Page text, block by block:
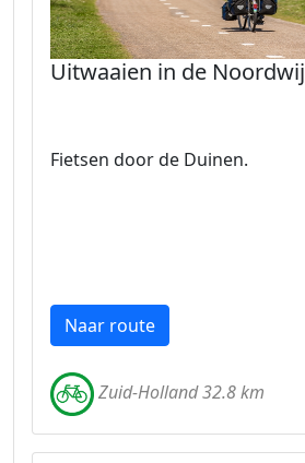
Uitwaaien in de
Fietsen door de Duinen.
Naar route
Zuid-Holland 32.8 km